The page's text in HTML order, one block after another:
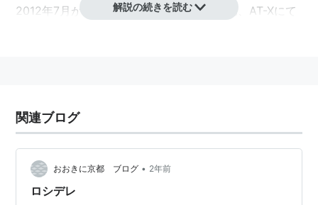
2012年7月から12月まで、テレビ東京系6局、AT-Xにて
監督：稲垣隆行（1〜2話） 安藤正臣（3話〜）
副監督：安藤正臣（1〜2話）
キャラクターデザイン：原由美子
総作画監督：水上ろんど、篠原健二、内田孝（15
解説の続きを読む
関連ブログ
おおきに京都 ブログ • 2年前
ロシデレ